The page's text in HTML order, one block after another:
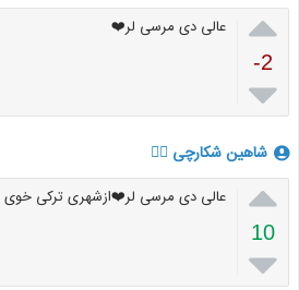

-2

عالی دی مرسی لر❤️
شاهین شکارچی ⁦🏴‍☠️⁩

10

عالی دی مرسی لر❤️ازشهری ترکی خوی